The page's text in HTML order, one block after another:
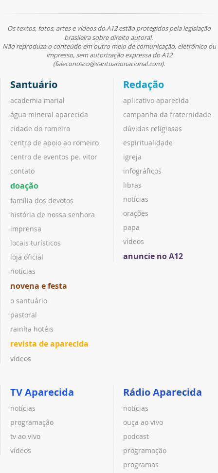
Os textos, fotos, artes e vídeos do A12 estão protegidos pela legislação
brasileira sobre direito autoral.
Não reproduza o conteúdo em outro meio de comunicação, eletrônico ou
impresso, sem autorização expressa do A12
(faleconosco@santuarionacional.com).
Santuário
academia marial
água mineral aparecida
cidade do romeiro
centro de apoio ao romeiro
centro de eventos pe. vitor
contato
doação
família dos devotos
história de nossa senhora
imprensa
locais turísticos
loja oficial
notícias
novena e festa
o santuário
pastoral
rainha hotéis
revista de aparecida
vídeos
Redação
aplicativo aparecida
campanha da fraternidade
dúvidas religiosas
espiritualidade
igreja
infográficos
libras
notícias
orações
papa
vídeos
anuncie no A12
TV Aparecida
notícias
programação
tv ao vivo
vídeos
Rádio Aparecida
notícias
ouça ao vivo
podcast
programação
programas